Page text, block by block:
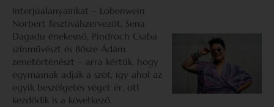
Interjúalanyainkat – Lobenwein
Norbert fesztiválszervezőt, Sena
Dagadu énekesnő, Pindroch Csaba
színművészt és Bősze Ádám
zenetörténészt – arra kértük, hogy
egymásnak adják a szót, így ahol az
egyik beszélgetés véget ér, ott
kezdődik is a következő.